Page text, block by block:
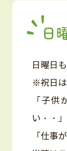
日
日曜日
※祝日
「子
い・・」
「仕事